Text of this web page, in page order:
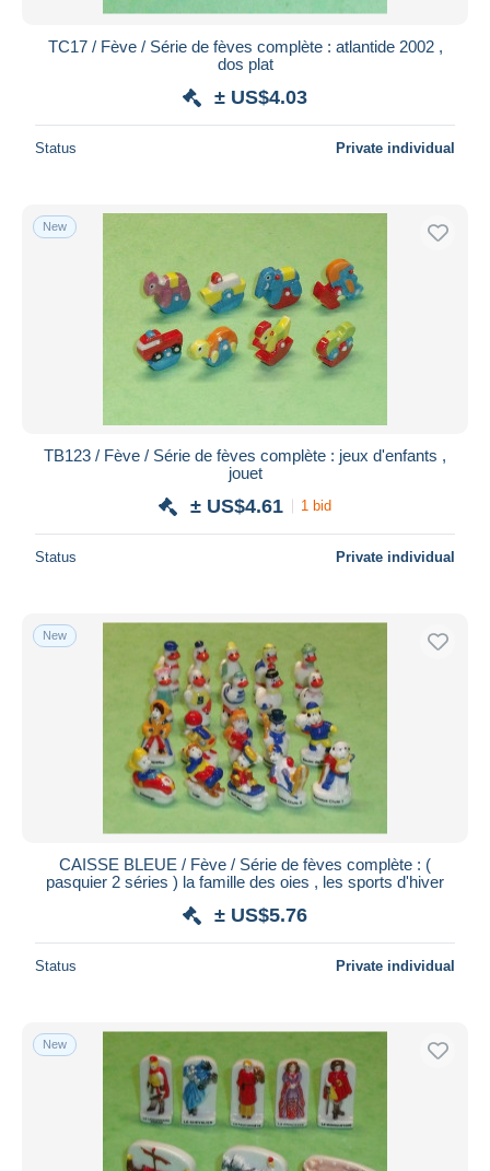
TC17 / Fève / Série de fèves complète : atlantide 2002 ,
dos plat
± US$4.03
Status Private individual
New
TB123 / Fève / Série de fèves complète : jeux d'enfants ,
jouet
± US$4.61 1 bid
Status Private individual
New
CAISSE BLEUE / Fève / Série de fèves complète : (
pasquier 2 séries ) la famille des oies , les sports d'hiver
± US$5.76
Status Private individual
New